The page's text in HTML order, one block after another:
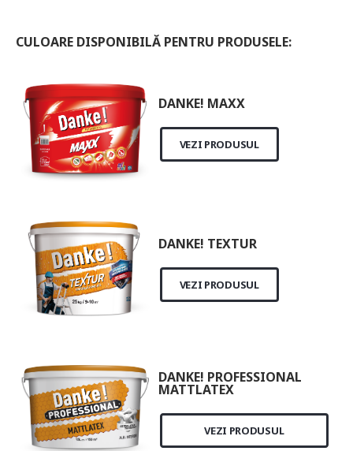
CULOARE DISPONIBILĂ PENTRU PRODUSELE:
DANKE! MAXX
VEZI PRODUSUL
DANKE! TEXTUR
VEZI PRODUSUL
DANKE! PROFESSIONAL
MATTLATEX
VEZI PRODUSUL